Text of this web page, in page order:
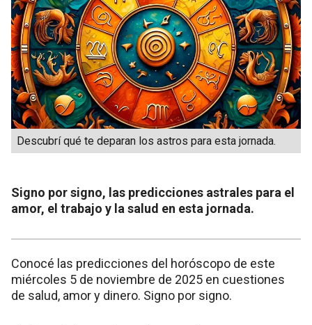
Descubrí qué te deparan los astros para esta jornada.
Signo por signo, las predicciones astrales para el
amor, el trabajo y la salud en esta jornada.
Conocé las predicciones del horóscopo de este
miércoles 5 de noviembre de 2025 en cuestiones
de salud, amor y dinero. Signo por signo.